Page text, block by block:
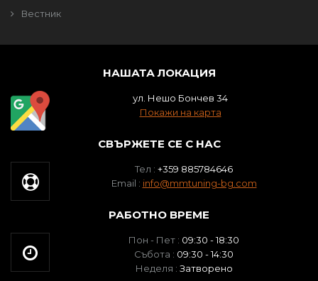
Вестник
НАШАТА ЛОКАЦИЯ
ул. Нешо Бончев 34
Покажи на карта
СВЪРЖЕТЕ СЕ С НАС
Тел : +359 885784646
Email : info@mmtuning-bg.com
РАБОТНО ВРЕМЕ
Пон - Пет : 09:30 - 18:30
Събота : 09:30 - 14:30
Неделя : Затворено